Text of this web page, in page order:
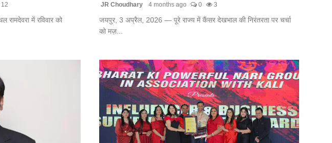
12
में रविवार को
JR Choudhary 4 months ago 0 3
जयपुर, 3 अप्रैल, 2026 — पूरे राज्य में कैंसर देखभाल की निरंतरता पर चर्चा
को मज़...